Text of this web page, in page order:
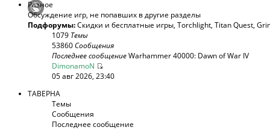
Разное
Обсуждение игр, не попавших в другие разделы
Подфорумы:Скидки и бесплатные игры, Torchlight, Titan Quest,
1079 Темы
53860Сообщения
Последнее сообщениеWarhammer 40000: Dawn of War IV
DimonamoN
05 авг 2026, 23:40
ТАВЕРНА
Темы
Сообщения
Последнее сообщение